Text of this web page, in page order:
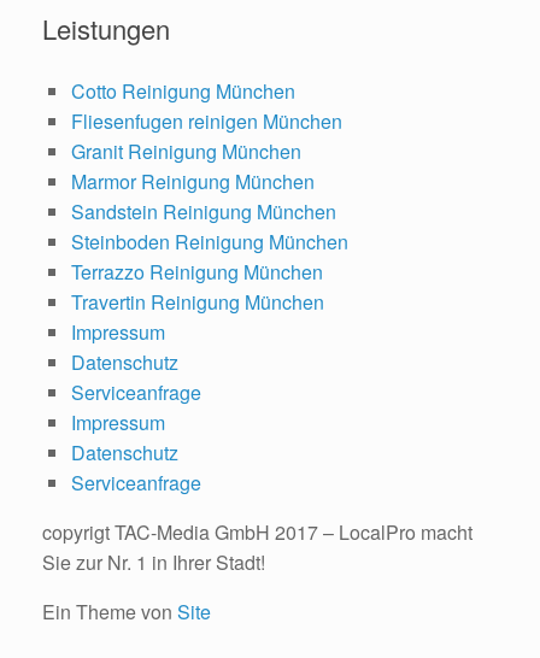
Leistungen
Cotto Reinigung München
Fliesenfugen reinigen München
Granit Reinigung München
Marmor Reinigung München
Sandstein Reinigung München
Steinboden Reinigung München
Terrazzo Reinigung München
Travertin Reinigung München
Impressum
Datenschutz
Serviceanfrage
Impressum
Datenschutz
Serviceanfrage
copyrigt TAC-Media GmbH 2017 – LocalPro macht
Sie zur Nr. 1 in Ihrer Stadt!
Ein Theme von Site